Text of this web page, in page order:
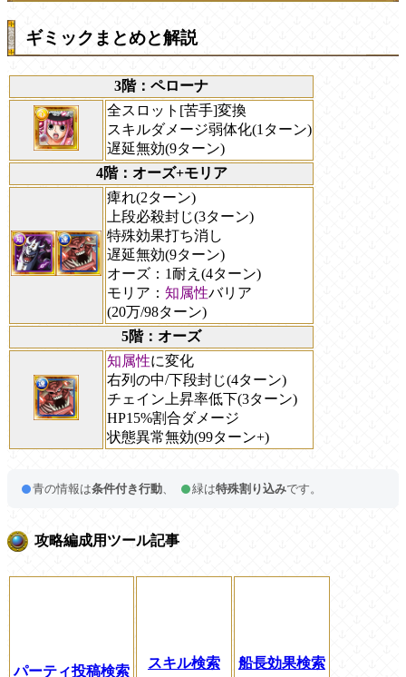
ギミックまとめと解説
3階：ペローナ
全スロット[苦手]変換
スキルダメージ弱体化(1ターン)
遅延無効(9ターン)
4階：オーズ+モリア
痺れ(2ターン)
上段必殺封じ(3ターン)
特殊効果打ち消し
遅延無効(9ターン)
オーズ：1耐え(4ターン)
モリア： 知属性バリア
(20万/98ターン)
5階：オーズ
知属性に変化
右列の中/下段封じ(4ターン)
チェイン上昇率低下(3ターン)
HP15%割合ダメージ
状態異常無効(99ターン+)
青の情報は条件付き行動 緑は特殊割り込みです。
攻略編成用ツール記事
パーティ投稿検索
スキル検索 船長効果検索